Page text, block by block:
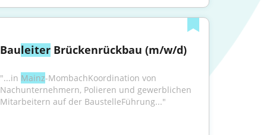
Bauleiter Brückenrückbau (m/w/d)
"...in Mainz-MombachKoordination von
Nachunternehmern, Polieren und gewerblichen
Mitarbeitern auf der BaustelleFührung..."